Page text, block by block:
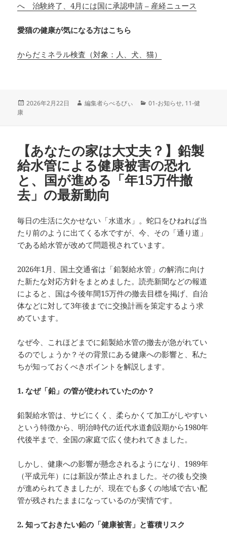
へ 治験終了、4月には国に承認申請 – 産経ニュース
愛猫の健康が気になる方はこちら
からだミネラル検査（対象：人、犬、猫）
投
2026年2月22日
作
編集者らべるびぃ
カ
01-お知らせ, 11-健
康
【あなたの家は大丈夫？】鉛製
給水管による健康被害の恐れ
と、国が進める「年15万件撤
去」の最新動向
毎日の生活に欠かせない「水道水」。蛇口をひねれば当
たり前のように出てくる水ですが、今、その「通り道」
である給水管が改めて問題視されています。
2026年1月、国土交通省は「鉛製給水管」の解消に向け
た新たな対応方針をまとめました。読売新聞などの報道
によると、国は今後年間15万件の撤去目標を掲げ、自治
体などに対して3年後までに交換計画を策定するよう求
めています。
なぜ今、これほどまでに鉛製給水管の撤去が急がれてい
るのでしょうか？その背景にある健康への影響と、私た
ちが知っておくべきポイントを解説します。
1.なぜ「鉛」の管が使われていたのか？
鉛製給水管は、サビにくく、柔らかくて加工がしやすい
という特徴から、明治時代の近代水道創設期から1980年
代後半まで、全国の家庭で広く使われてきました。
しかし、健康への影響が懸念されるようになり、1989年
（平成元年）には新設が禁止されました。その後も交換
が進められてきましたが、現在でも多くの地域で古い配
管が残されたままになっているのが実情です。
2.知っておきたい鉛の「健康被害」と蓄積リスク